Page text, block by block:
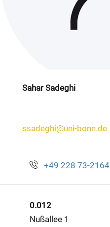
Sahar Sadeghi
ssadeghi@uni-bonn.de
+49 228 73-2164
0.012
Nußallee 1